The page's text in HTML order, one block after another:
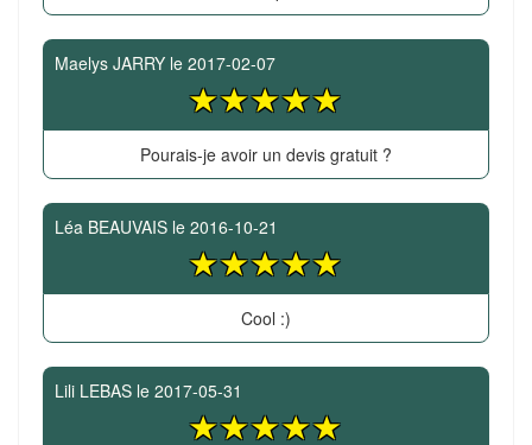
Maelys JARRY le 2017-02-07
Pourais-je avoir un devis gratuit ?
Léa BEAUVAIS le 2016-10-21
Cool :)
Lili LEBAS le 2017-05-31